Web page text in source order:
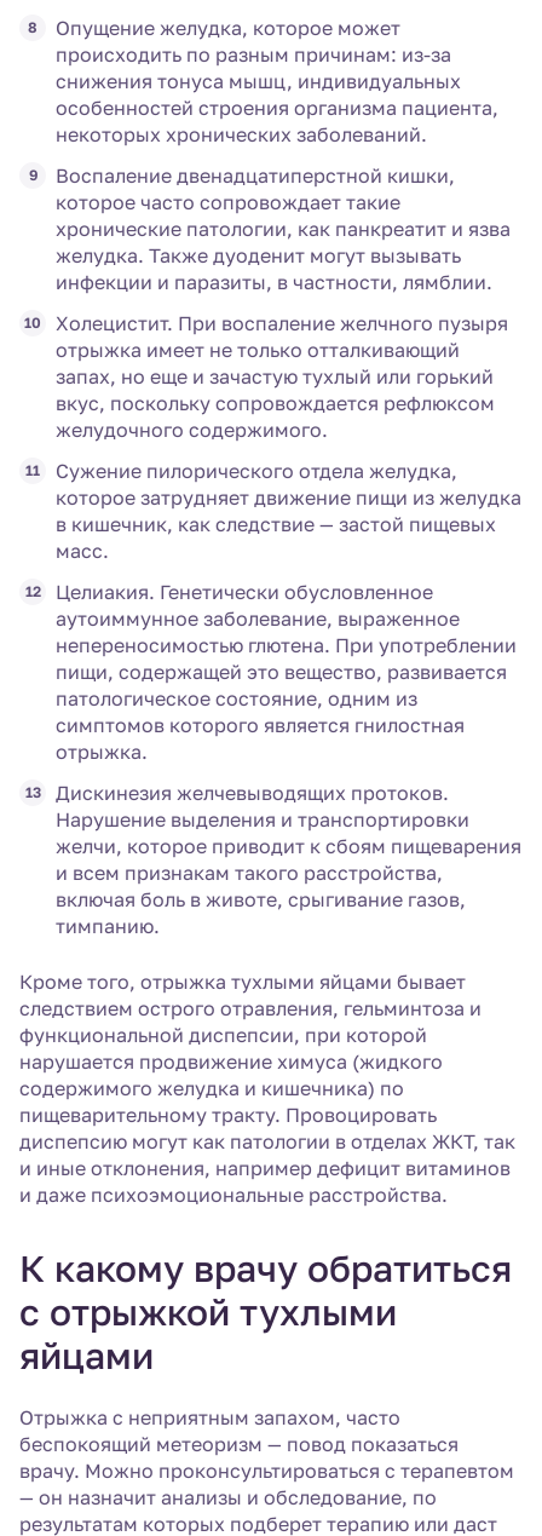
Опущение желудка, которое может
происходить по разным причинам: из-за
снижения тонуса мышц, индивидуальных
особенностей строения организма пациента,
некоторых хронических заболеваний.
Воспаление двенадцатиперстной кишки,
которое часто сопровождает такие
хронические патологии, как панкреатит и язва
желудка. Также дуоденит могут вызывать
инфекции и паразиты, в частности, лямблии.
Холецистит. При воспаление желчного пузыря
отрыжка имеет не только отталкивающий
запах, но еще и зачастую тухлый или горький
вкус, поскольку сопровождается рефлюксом
желудочного содержимого.
Сужение пилорического отдела желудка,
которое затрудняет движение пищи из желудка
в кишечник, как следствие — застой пищевых
масс.
Целиакия. Генетически обусловленное
аутоиммунное заболевание, выраженное
непереносимостью глютена. При употреблении
пищи, содержащей это вещество, развивается
патологическое состояние, одним из
симптомов которого является гнилостная
отрыжка.
Дискинезия желчевыводящих протоков.
Нарушение выделения и транспортировки
желчи, которое приводит к сбоям пищеварения
и всем признакам такого расстройства,
включая боль в животе, срыгивание газов,
тимпанию.
Кроме того, отрыжка тухлыми яйцами бывает
следствием острого отравления, гельминтоза и
функциональной диспепсии, при которой
нарушается продвижение химуса (жидкого
содержимого желудка и кишечника) по
пищеварительному тракту. Провоцировать
диспепсию могут как патологии в отделах ЖКТ, так
и иные отклонения, например дефицит витаминов
и даже психоэмоциональные расстройства.
К какому врачу обратиться
с отрыжкой тухлыми
яйцами
Отрыжка с неприятным запахом, часто
беспокоящий метеоризм — повод показаться
врачу. Можно проконсультироваться с терапевтом
— он назначит анализы и обследование, по
результатам которых подберет терапию или даст